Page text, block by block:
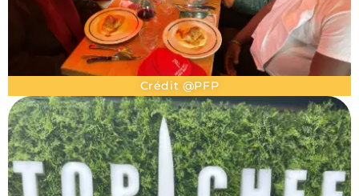
Crédit @PFP